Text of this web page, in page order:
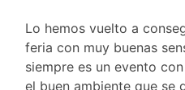
Lo hemos vuelto a
feria con muy buenas
siempre es un evento
el buen ambiente que se